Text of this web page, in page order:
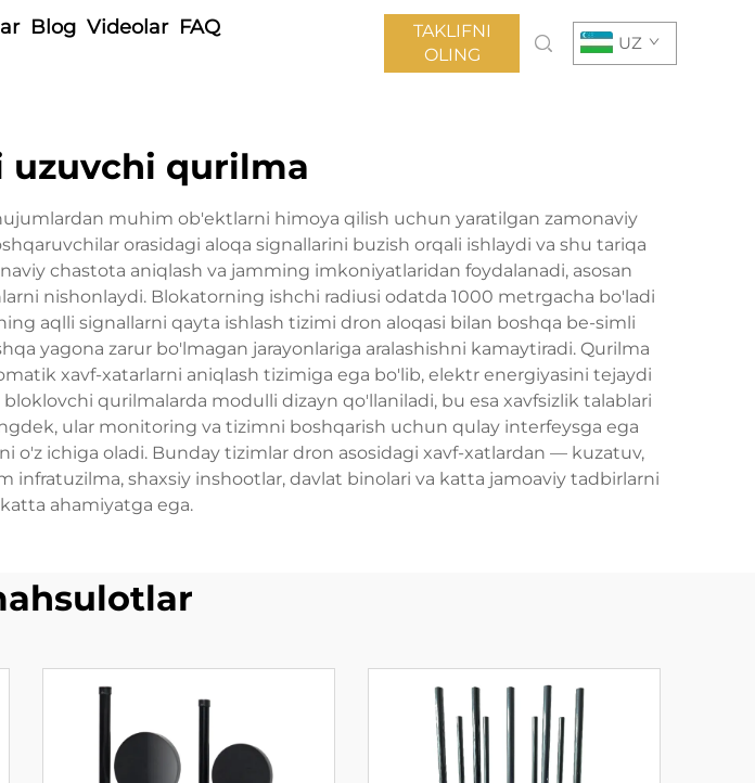
Blog Videolar FAQ
TAKLIFNI
OLING
UZ
uzuvchi qurilma
muhim ob'ektlarni himoya qilish uchun yaratilgan zamonaviy
orasidagi aloqa signallarini buzish orqali ishlaydi va shu tariqa
chastota aniqlash va jamming imkoniyatlaridan foydalanadi, asosan
nishonlaydi. Blokatorning ishchi radiusi odatda 1000 metrgacha bo'ladi
aqlli signallarni qayta ishlash tizimi dron aloqasi bilan boshqa be-simli
yagona zarur bo'lmagan jarayonlariga aralashishni kamaytiradi. Qurilma
xavf-xatarlarni aniqlash tizimiga ega bo'lib, elektr energiyasini tejaydi
qurilmalarda modulli dizayn qo'llaniladi, bu esa xavfsizlik talablari
ular monitoring va tizimni boshqarish uchun qulay interfeysga ega
ichiga oladi. Bunday tizimlar dron asosidagi xavf-xatlardan — kuzatuv,
shaxsiy inshootlar, davlat binolari va katta jamoaviy tadbirlarni
ahamiyatga ega.